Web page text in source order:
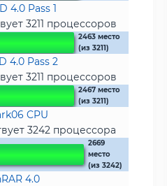
4.0 Pass 1
3211 процессоров
2463 место
(из 3211)
4.0 Pass 2
3211 процессоров
2467 место
(из 3211)
CPU
3242 процессора
2669
место
(из 3242)
4.0